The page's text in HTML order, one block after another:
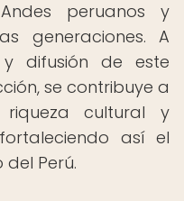
peruanos y
generaciones. A
difusión de este
se contribuye a
cultural y
así el
Perú.